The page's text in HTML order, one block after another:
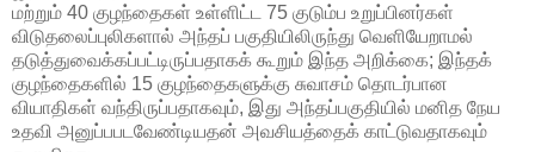
மற்றும் 40 குழந்தைகள் உள்ளிட்ட 75 குடும்ப உறுப்பினர்கள்
விடுதலைப்புலிகளால் அந்தப் பகுதியிலிருந்து வெளியேறாமல்
தடுத்துவைக்கப்பட்டிருப்பதாகக் கூறும் இந்த அறிக்கை; இந்தக்
குழந்தைகளில் 15 குழந்தைகளுக்கு சுவாசம் தொடர்பான
வியாதிகள் வந்திருப்பதாகவும், இது அந்தப்பகுதியில் மனித நேய
உதவி அனுப்பபடவேண்டியதன் அவசியத்தைக் காட்டுவதாகவும்